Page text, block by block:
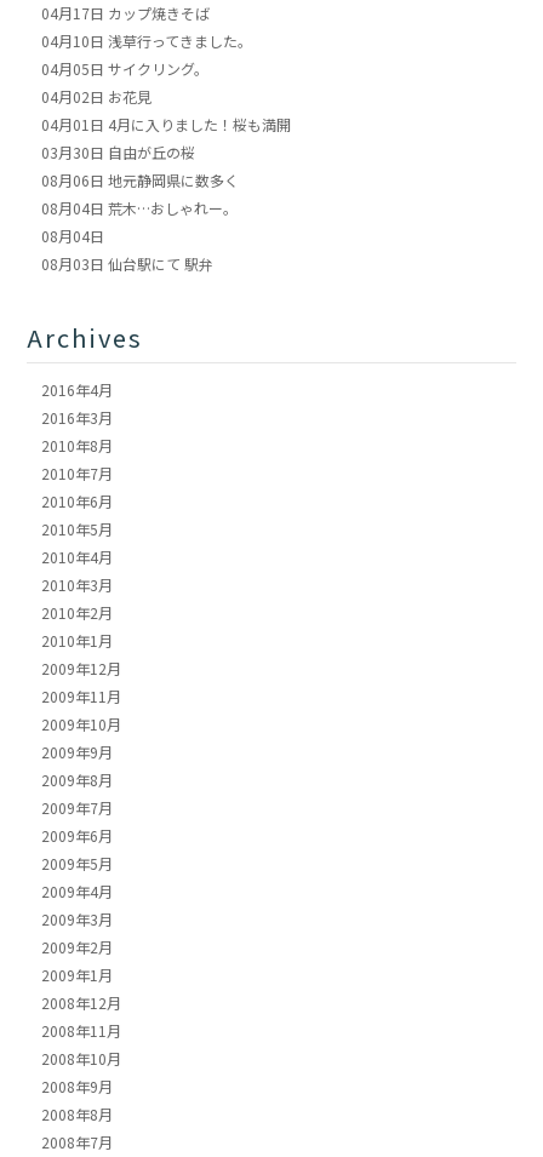
04月17日 カップ焼きそば
04月10日 浅草行ってきました。
04月05日 サイクリング。
04月02日 お花見
04月01日 4月に入りました！桜も満開
03月30日 自由が丘の桜
08月06日 地元静岡県に数多く
08月04日 荒木…おしゃれー。
08月04日
08月03日 仙台駅にて 駅弁
Archives
2016年4月
2016年3月
2010年8月
2010年7月
2010年6月
2010年5月
2010年4月
2010年3月
2010年2月
2010年1月
2009年12月
2009年11月
2009年10月
2009年9月
2009年8月
2009年7月
2009年6月
2009年5月
2009年4月
2009年3月
2009年2月
2009年1月
2008年12月
2008年11月
2008年10月
2008年9月
2008年8月
2008年7月